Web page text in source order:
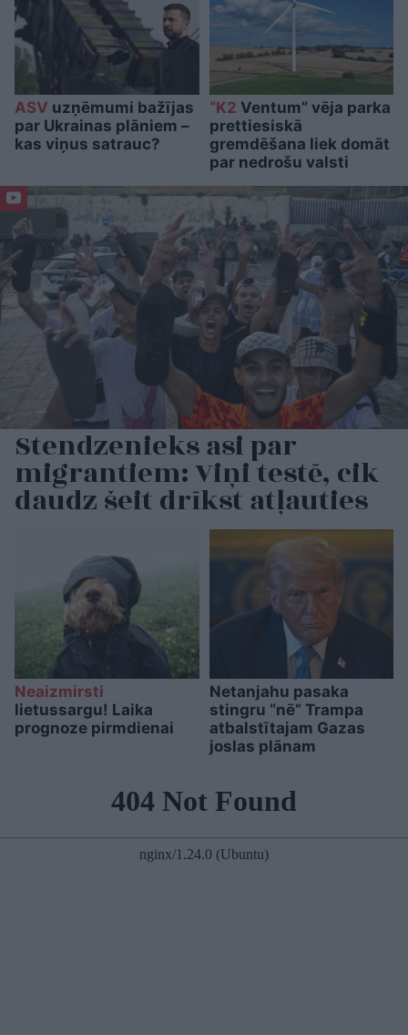
ASV uzņēmumi bažījas
par Ukrainas plāniem –
kas viņus satrauc?
“K2 Ventum” vēja parka
prettiesiskā
gremdēšana liek domāt
par nedrošu valsti
Stendzenieks asi par
migrantiem: Viņi testē, cik
daudz šeit drīkst atļauties
Neaizmirsti
lietussargu! Laika
prognoze pirmdienai
Netanjahu pasaka
stingru “nē” Trampa
atbalstītajam Gazas
joslas plānam